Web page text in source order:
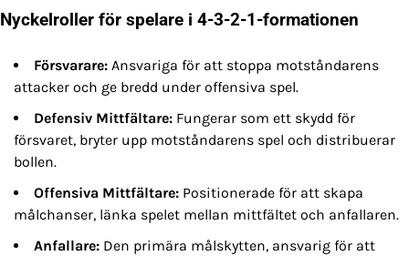
Nyckelroller för spelare i 4-3-2-1-formationen
Försvarare: Ansvariga för att stoppa motståndarens
attacker och ge bredd under offensiva spel.
Defensiv Mittfältare: Fungerar som ett skydd för
försvaret, bryter upp motståndarens spel och distribuerar
bollen.
Offensiva Mittfältare: Positionerade för att skapa
målchanser, länka spelet mellan mittfältet och anfallaren.
Anfallare: Den primära målskytten, ansvarig för att